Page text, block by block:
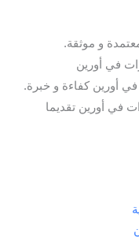
و موثقة.
في أورين
أورين كفاءة و خبرة.
في أورين تقديما